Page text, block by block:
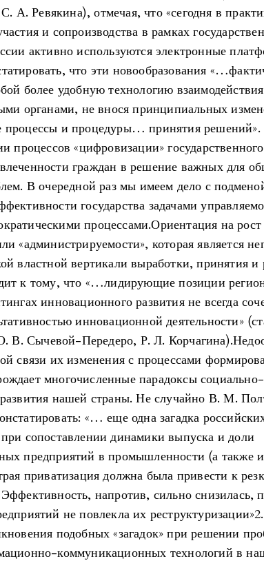
А. Ревякина), отмечая, что «сегодня в
и сопроизводства в рамках
активно используются электронные
что эти новообразования
более удобную технологию
органами, не внося принципиальных
и процедуры… принятия решений».
процессов «цифровизации»
граждан в решение важных для
В очередной раз мы имеем дело с
государства задачами
процессами.Ориентация на рост
«администрируемости», которая является
властной вертикали выработки, принятия и
к тому, что «…лидирующие позиции
инновационного развития не всегда
инновационной деятельности»
В. Сычевой-Передеро, Р. Л.
связи их изменения с процессами
многочисленные парадоксы социально-
нашей страны. Не случайно В. М.
«… еще одна загадка
сопоставлении динамики выпуска и доли
предприятий в промышленности (а также
приватизация должна была привести к
напротив, сильно снизилась,
не повлекла их
подобных «загадок» при решении
коммуникационных технологий в